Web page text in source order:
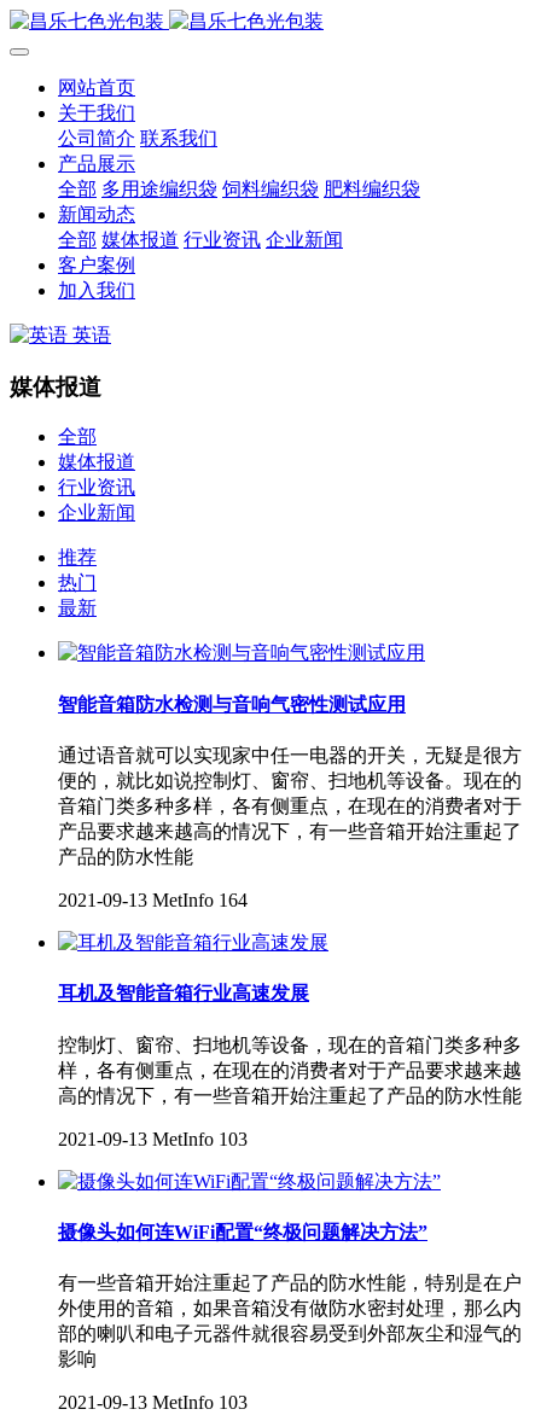
网站首页
关于我们
公司简介 联系我们
产品展示
全部 多用途编织袋 饲料编织袋 肥料编织袋
新闻动态
全部 媒体报道 行业资讯 企业新闻
客户案例
加入我们
英语
媒体报道
全部
媒体报道
行业资讯
企业新闻
推荐
热门
最新
智能音箱防水检测与音响气密性测试应用
通过语音就可以实现家中任一电器的开关，无疑是很方
便的，就比如说控制灯、窗帘、扫地机等设备。现在的
音箱门类多种多样，各有侧重点，在现在的消费者对于
产品要求越来越高的情况下，有一些音箱开始注重起了
产品的防水性能
2021-09-13 MetInfo 164
耳机及智能音箱行业高速发展
控制灯、窗帘、扫地机等设备，现在的音箱门类多种多
样，各有侧重点，在现在的消费者对于产品要求越来越
高的情况下，有一些音箱开始注重起了产品的防水性能
2021-09-13 MetInfo 103
摄像头如何连WiFi配置“终极问题解决方法”
有一些音箱开始注重起了产品的防水性能，特别是在户
外使用的音箱，如果音箱没有做防水密封处理，那么内
部的喇叭和电子元器件就很容易受到外部灰尘和湿气的
影响
2021-09-13 MetInfo 103